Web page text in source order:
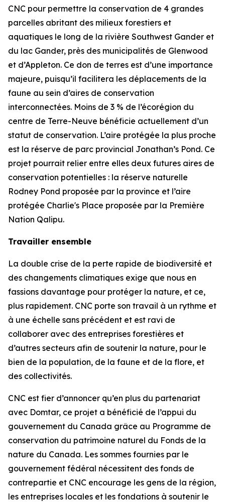
CNC pour permettre la conservation de 4 grandes
parcelles abritant des milieux forestiers et
aquatiques le long de la rivière Southwest Gander et
du lac Gander, près des municipalités de Glenwood
et d’Appleton. Ce don de terres est d’une importance
majeure, puisqu’il facilitera les déplacements de la
faune au sein d’aires de conservation
interconnectées. Moins de 3 % de l’écorégion du
centre de Terre-Neuve bénéficie actuellement d’un
statut de conservation. L’aire protégée la plus proche
est la réserve de parc provincial Jonathan’s Pond. Ce
projet pourrait relier entre elles deux futures aires de
conservation potentielles : la réserve naturelle
Rodney Pond proposée par la province et l’aire
protégée Charlie's Place proposée par la Première
Nation Qalipu.
Travailler ensemble
La double crise de la perte rapide de biodiversité et
des changements climatiques exige que nous en
fassions davantage pour protéger la nature, et ce,
plus rapidement. CNC porte son travail à un rythme et
à une échelle sans précédent et est ravi de
collaborer avec des entreprises forestières et
d’autres secteurs afin de soutenir la nature, pour le
bien de la population, de la faune et de la flore, et
des collectivités.
CNC est fier d’annoncer qu’en plus du partenariat
avec Domtar, ce projet a bénéficié de l’appui du
gouvernement du Canada grâce au Programme de
conservation du patrimoine naturel du Fonds de la
nature du Canada. Les sommes fournies par le
gouvernement fédéral nécessitent des fonds de
contrepartie et CNC encourage les gens de la région,
les entreprises locales et les fondations à soutenir le